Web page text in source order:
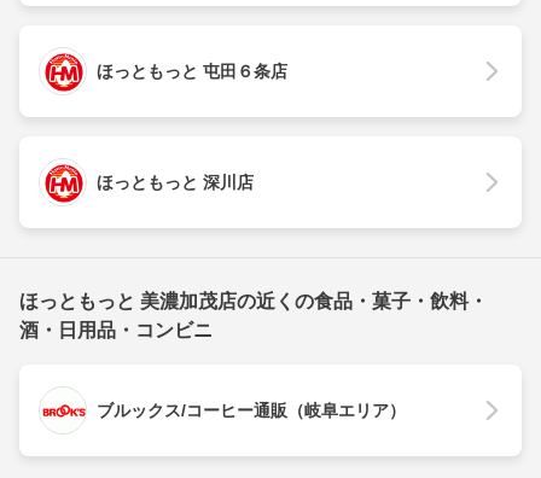
ほっともっと 屯田６条店
ほっともっと 深川店
ほっともっと 美濃加茂店の近くの食品・菓子・飲料・
酒・日用品・コンビニ
ブルックス/コーヒー通販（岐阜エリア）